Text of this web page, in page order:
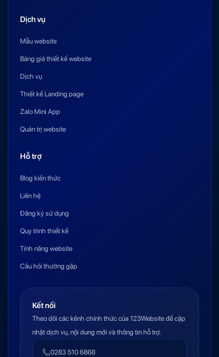
Dịch vụ
Mẫu website
Bảng giá thiết kế website
Dịch vụ
Thiết kế Landing page
Zalo Mini App
Quản trị website
Hỗ trợ
Blog kiến thức
Liên hệ
Đăng ký sử dụng
Quy trình thiết kế
Tính năng website
Câu hỏi thường gặp
Kết nối
Theo dõi các kênh chính thức của 123Website để cập
nhật dịch vụ, nội dung mới và thông tin hỗ trợ.
0283 510 6868